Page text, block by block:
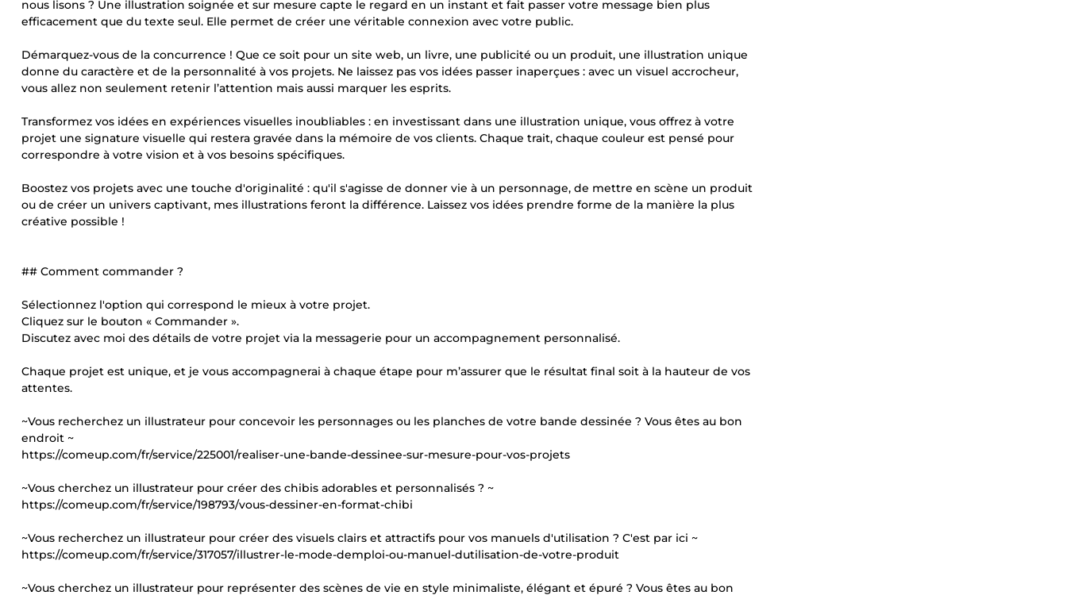
nous lisons ? Une illustration soignée et sur mesure capte le regard en un instant et fait passer votre message bien plus
efficacement que du texte seul. Elle permet de créer une véritable connexion avec votre public.
Démarquez-vous de la concurrence ! Que ce soit pour un site web, un livre, une publicité ou un produit, une illustration unique
donne du caractère et de la personnalité à vos projets. Ne laissez pas vos idées passer inaperçues : avec un visuel accrocheur,
vous allez non seulement retenir l’attention mais aussi marquer les esprits.
Transformez vos idées en expériences visuelles inoubliables : en investissant dans une illustration unique, vous offrez à votre
projet une signature visuelle qui restera gravée dans la mémoire de vos clients. Chaque trait, chaque couleur est pensé pour
correspondre à votre vision et à vos besoins spécifiques.
Boostez vos projets avec une touche d'originalité : qu'il s'agisse de donner vie à un personnage, de mettre en scène un produit
ou de créer un univers captivant, mes illustrations feront la différence. Laissez vos idées prendre forme de la manière la plus
créative possible !
## Comment commander ?
Sélectionnez l'option qui correspond le mieux à votre projet.
Cliquez sur le bouton « Commander ».
Discutez avec moi des détails de votre projet via la messagerie pour un accompagnement personnalisé.
Chaque projet est unique, et je vous accompagnerai à chaque étape pour m’assurer que le résultat final soit à la hauteur de vos
attentes.
~Vous recherchez un illustrateur pour concevoir les personnages ou les planches de votre bande dessinée ? Vous êtes au bon
endroit ~
https://comeup.com/fr/service/225001/realiser-une-bande-dessinee-sur-mesure-pour-vos-projets
~Vous cherchez un illustrateur pour créer des chibis adorables et personnalisés ? ~
https://comeup.com/fr/service/198793/vous-dessiner-en-format-chibi
~Vous recherchez un illustrateur pour créer des visuels clairs et attractifs pour vos manuels d'utilisation ? C'est par ici ~
https://comeup.com/fr/service/317057/illustrer-le-mode-demploi-ou-manuel-dutilisation-de-votre-produit
~Vous cherchez un illustrateur pour représenter des scènes de vie en style minimaliste, élégant et épuré ? Vous êtes au bon